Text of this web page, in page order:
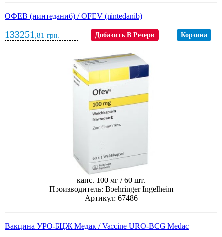
ОФЕВ (нинтеданиб) / OFEV (nintedanib)
133251 ,81 грн. Добавить В Резерв Корзина
капс. 100 мг / 60 шт.
Производитель: Boehringer Ingelheim
Артикул: 67486
Вакцина УРО-БЦЖ Медак / Vaccine URO-BCG Medac